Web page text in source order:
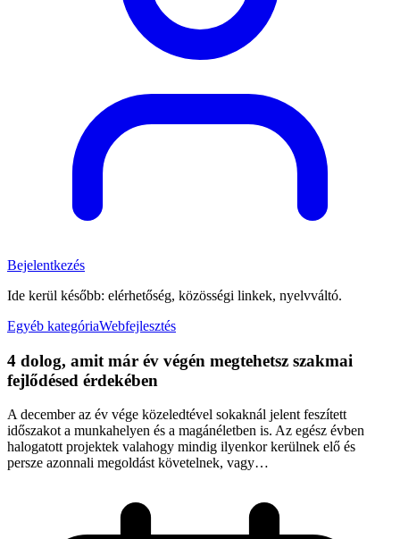
Bejelentkezés
Ide kerül később: elérhetőség, közösségi linkek, nyelvváltó.
Egyéb kategóriaWebfejlesztés
4 dolog, amit már év végén megtehetsz szakmai
fejlődésed érdekében
A december az év vége közeledtével sokaknál jelent feszített
időszakot a munkahelyen és a magánéletben is. Az egész évben
halogatott projektek valahogy mindig ilyenkor kerülnek elő és
persze azonnali megoldást követelnek, vagy…